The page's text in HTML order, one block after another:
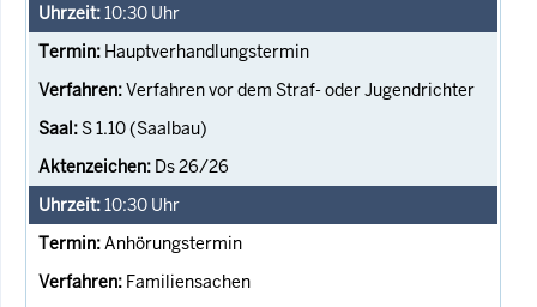
10:30 Uhr
Hauptverhandlungstermin
Verfahren vor dem Straf- oder Jugendrichter
S 1.10 (Saalbau)
Ds 26/26
10:30 Uhr
Anhörungstermin
Familiensachen